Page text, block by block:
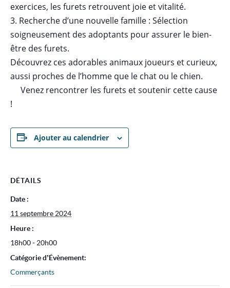
exercices, les furets retrouvent joie et vitalité.
3. Recherche d’une nouvelle famille : Sélection
soigneusement des adoptants pour assurer le bien-
être des furets.
Découvrez ces adorables animaux joueurs et curieux,
aussi proches de l’homme que le chat ou le chien.
Venez rencontrer les furets et soutenir cette cause
!
Ajouter au calendrier
DÉTAILS
Date :
11 septembre 2024
Heure :
18h00 - 20h00
Catégorie d’Évènement:
Commerçants